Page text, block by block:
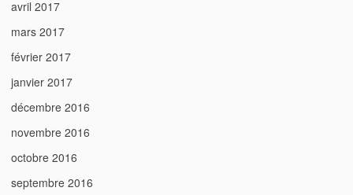
avril 2017
mars 2017
février 2017
janvier 2017
décembre 2016
novembre 2016
octobre 2016
septembre 2016